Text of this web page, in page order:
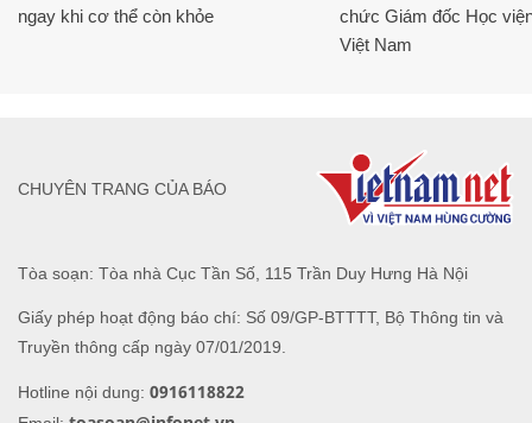
ngay khi cơ thể còn khỏe
chức Giám đốc Học
Việt Nam
Tòa soạn: Tòa nhà Cục Tần Số, 115 Trần Duy Hưng Hà Nội
Giấy phép hoạt động báo chí: Số 09/GP-BTTTT, Bộ Thông tin và
Truyền thông cấp ngày 07/01/2019.
Hotline nội dung: 0916118822
CHUYÊN TRANG CỦA BÁO